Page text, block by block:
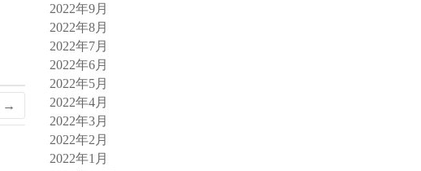
→
2022年9月
2022年8月
2022年7月
2022年6月
2022年5月
2022年4月
2022年3月
2022年2月
2022年1月